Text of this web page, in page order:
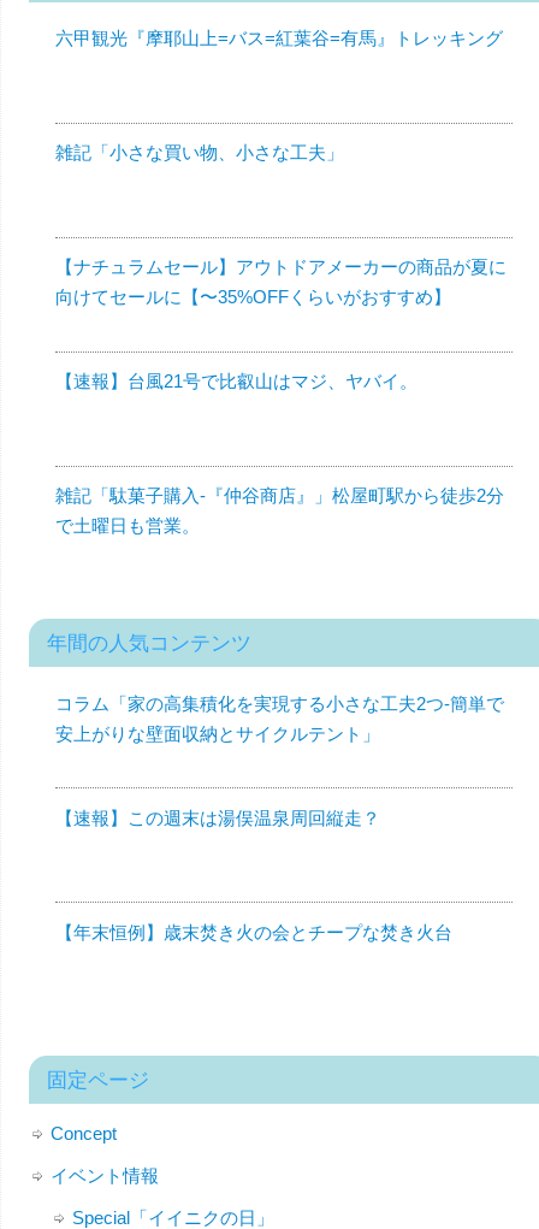
六甲観光『摩耶山上=バス=紅葉谷=有馬』トレッキング
雑記「小さな買い物、小さな工夫」
【ナチュラムセール】アウトドアメーカーの商品が夏に
向けてセールに【〜35%OFFくらいがおすすめ】
【速報】台風21号で比叡山はマジ、ヤバイ。
雑記「駄菓子購入-『仲谷商店』」松屋町駅から徒歩2分
で土曜日も営業。
年間の人気コンテンツ
コラム「家の高集積化を実現する小さな工夫2つ-簡単で
安上がりな壁面収納とサイクルテント」
【速報】この週末は湯俣温泉周回縦走？
【年末恒例】歳末焚き火の会とチープな焚き火台
固定ページ
Concept
イベント情報
Special「イイニクの日」